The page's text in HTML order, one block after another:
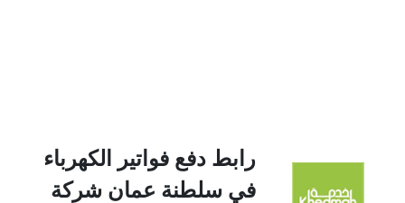
رابط دفع فواتير الكهرباء
في سلطنة عمان شركة